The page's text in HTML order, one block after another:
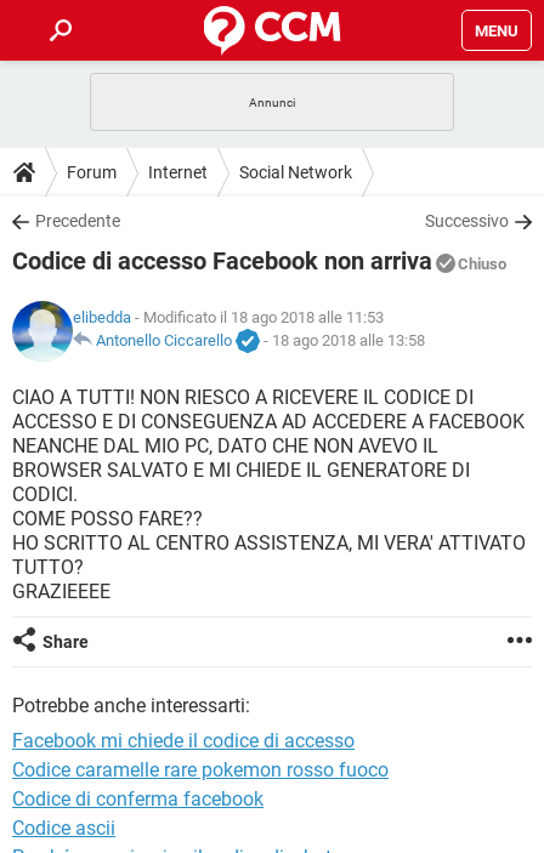
MENU
INTRATTENIMENTO ANDROID
iOS
INSTAGRAM WHATSAPP
TIKTOK
HARDWARE
GUIDE
COVID-19
INSTAGRAM WHATSAPP
TIKTOK
HARDWARE
DOWNLOAD
COVID-19 GAMING
INTRATTENIMENTO
iOS WINDOWS 10
INSTAGRAM WHATSAPP
TIKTOK FACEBOOK
HARDWARE
COVID-19 GAMING
INTRATTENIMENTO
iOS WINDOWS 10
INSTAGRAM WHATSAPP
TIKTOK
HARDWARE
GLOSSARIO
COVID-19 GAMING
INTRATTENIMENTO ANDROID
iOS WINDOWS 10
INSTAGRAM
TIKTOK FACEBOOK
HARDWARE
Forum Internet Social Network
Precedente Successivo
Codice di accesso Facebook non arriva Chiuso
elibedda - Modificato il 18 ago 2018 alle 11:53
Antonello Ciccarello
- 18 ago 2018 alle 13:58
CIAO A TUTTI! NON RIESCO A RICEVERE IL CODICE DI
ACCESSO E DI CONSEGUENZA AD ACCEDERE A FACEBOOK
NEANCHE DAL MIO PC, DATO CHE NON AVEVO IL
BROWSER SALVATO E MI CHIEDE IL GENERATORE DI
CODICI.
COME POSSO FARE??
HO SCRITTO AL CENTRO ASSISTENZA, MI VERA' ATTIVATO
TUTTO?
GRAZIEEEE
Share
Potrebbe anche interessarti:
Facebook mi chiede il codice di accesso
Codice caramelle rare pokemon rosso fuoco
Codice di conferma facebook
Codice ascii